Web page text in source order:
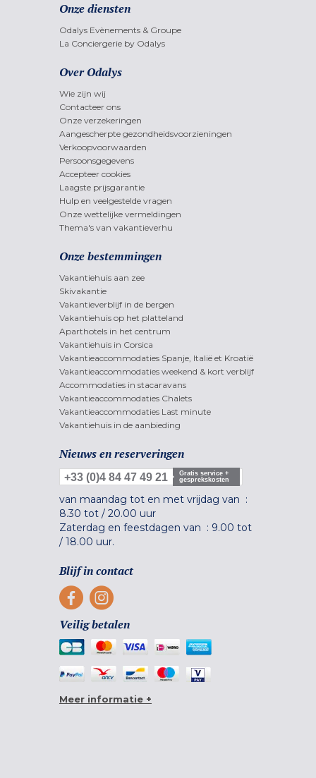
Onze diensten
Odalys Evènements & Groupe
La Conciergerie by Odalys
Over Odalys
Wie zijn wij
Contacteer ons
Onze verzekeringen
Aangescherpte gezondheidsvoorzieningen
Verkoopvoorwaarden
Persoonsgegevens
Accepteer cookies
Laagste prijsgarantie
Hulp en veelgestelde vragen
Onze wettelijke vermeldingen
Thema's van vakantieverhu
Onze bestemmingen
Vakantiehuis aan zee
Skivakantie
Vakantieverblijf in de bergen
Vakantiehuis op het platteland
Aparthotels in het centrum
Vakantiehuis in Corsica
Vakantieaccommodaties Spanje, Italië et Kroatië
Vakantieaccommodaties weekend & kort verblijf
Accommodaties in stacaravans
Vakantieaccommodaties Chalets
Vakantieaccommodaties Last minute
Vakantiehuis in de aanbieding
Nieuws en reserveringen
+33 (0)4 84 47 49 21
Gratis service +
gesprekskosten
van maandag tot en met vrijdag van :
8.30 tot / 20.00 uur
Zaterdag en feestdagen van : 9.00 tot
/ 18.00 uur.
Blijf in contact
Veilig betalen
Meer informatie +